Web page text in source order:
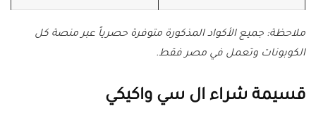
ملاحظة: جميع الأكواد المذكورة متوفرة حصرياً عبر منصة كل
الكوبونات وتعمل في مصر فقط.
قسيمة شراء ال سي واكيكي